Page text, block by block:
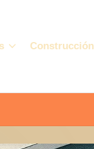
Construcción